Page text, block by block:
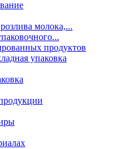
молока,...
продуктов
упаковка